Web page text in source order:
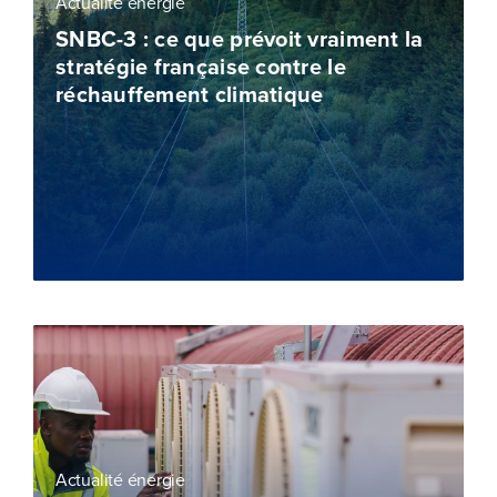
SNBC-3 : ce que prévoit vraiment la
stratégie française contre le
réchauffement climatique
Actualité énergie